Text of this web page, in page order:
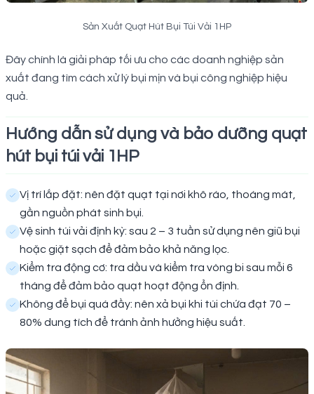
Sản Xuất Quạt Hút Bụi Túi Vải 1HP
Đây chính là giải pháp tối ưu cho các doanh nghiệp sản
xuất đang tìm cách xử lý bụi mịn và bụi công nghiệp hiệu
quả.
Hướng dẫn sử dụng và bảo dưỡng quạt
hút bụi túi vải 1HP
Vị trí lắp đặt: nên đặt quạt tại nơi khô ráo, thoáng mát,
gần nguồn phát sinh bụi.
Vệ sinh túi vải định kỳ: sau 2 – 3 tuần sử dụng nên giũ bụi
hoặc giặt sạch để đảm bảo khả năng lọc.
Kiểm tra động cơ: tra dầu và kiểm tra vòng bi sau mỗi 6
tháng để đảm bảo quạt hoạt động ổn định.
Không để bụi quá đầy: nên xả bụi khi túi chứa đạt 70 –
80% dung tích để tránh ảnh hưởng hiệu suất.